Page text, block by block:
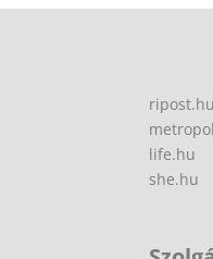
ripost.hu
life.hu
she.hu